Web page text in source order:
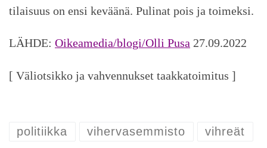
tilaisuus on ensi keväänä. Pulinat pois ja toimeksi.
LÄHDE: Oikeamedia/blogi/Olli Pusa 27.09.2022
[ Väliotsikko ja vahvennukset taakkatoimitus ]
politiikka vihervasemmisto vihreät